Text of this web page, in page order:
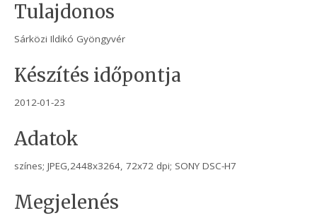
Tulajdonos
Sárközi Ildikó Gyöngyvér
Készítés időpontja
2012-01-23
Adatok
színes; JPEG,2448x3264, 72x72 dpi; SONY DSC-H7
Megjelenés